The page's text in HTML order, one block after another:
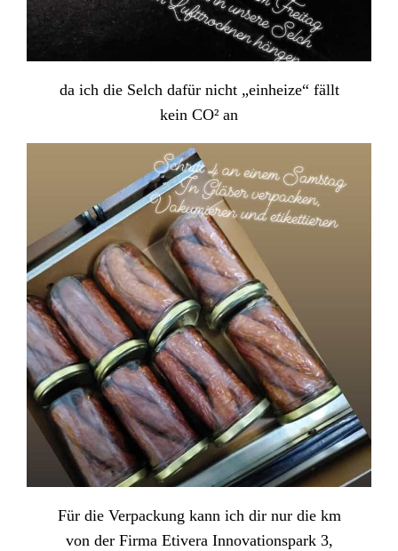
da ich die Selch dafür nicht „einheize“ fällt
kein CO² an
Für die Verpackung kann ich dir nur die km
von der Firma Etivera Innovationspark 3,